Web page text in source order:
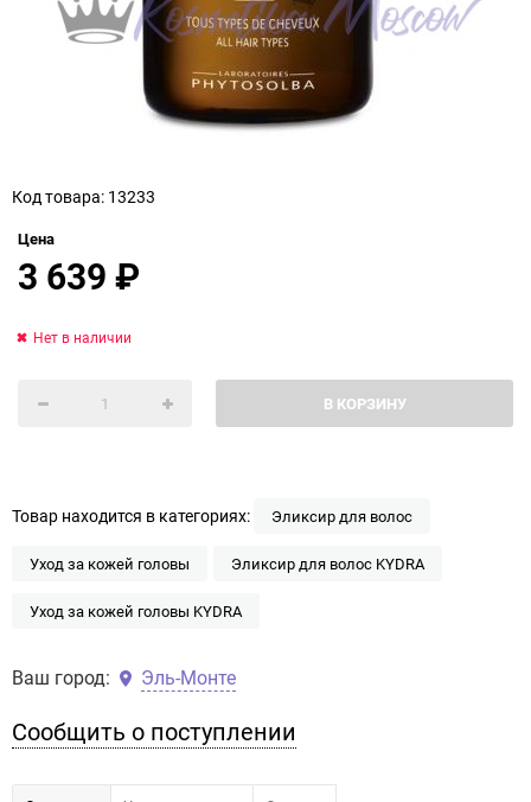
Код товара: 13233
Цена
3 639₽
В КОРЗИНУ
Нет в наличии
Товар находится в категориях: Эликсир для волос
Уход за кожей головы Эликсир для волос KYDRA
Уход за кожей головы KYDRA
Ваш город: Эль-Монте
Сообщить о поступлении